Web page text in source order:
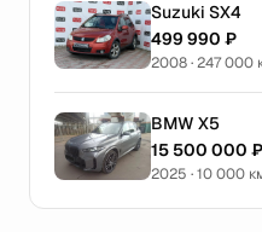
Suzuki SX4
499 990 ₽
2008 · 247 000
BMW X5
15 500 000 ₽
2025 · 10 000